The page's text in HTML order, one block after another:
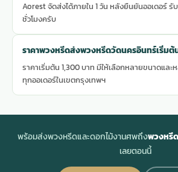
Aorest จัดส่งได้ภายใน 1 วัน หลังยืนยันออเดอร์ รั
ชั่วโมงครับ
ราคาพวงหรีดส่งพวงหรีดวัดนครอินทร์เริ่มต้น
ราคาเริ่มต้น 1,300 บาท มีให้เลือกหลายขนาดแล
ทุกออเดอร์ในเขตกรุงเทพฯ
พร้อมส่งพวงหรีดและดอกไม้งานศพถึงพวงหรี
เลยตอนนี้